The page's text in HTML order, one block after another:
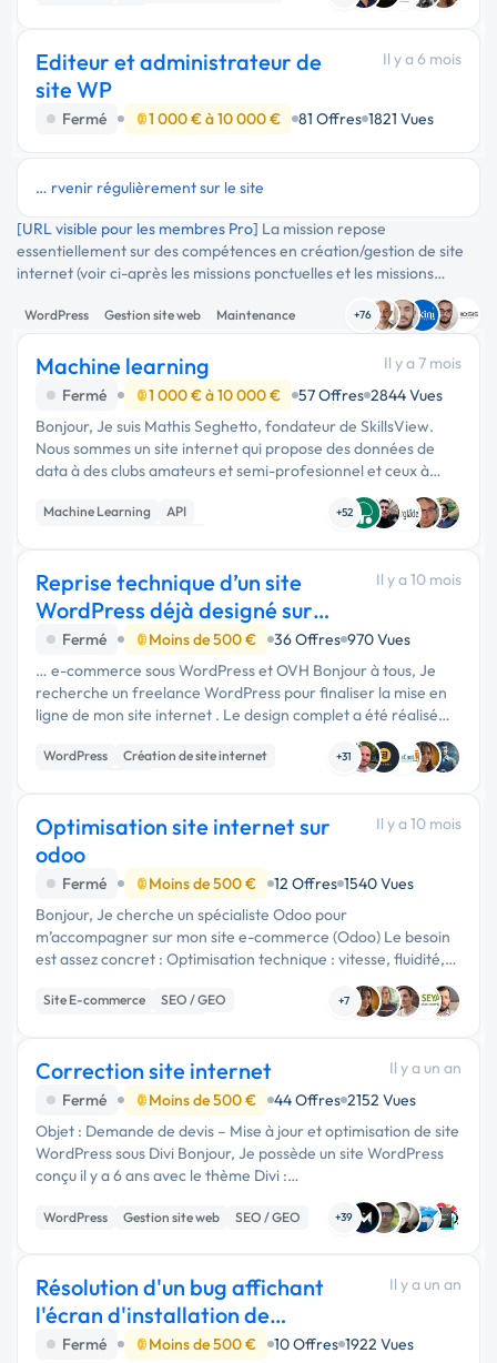
Editeur et administrateur de
site WP
Il y a 6 mois
Fermé 1 000 € à 10 000 € 81 Offres 1821 Vues
… rvenir régulièrement sur le site
[URL visible pour les membres Pro] La mission repose
essentiellement sur des compétences en création/gestion de site
internet (voir ci-après les missions ponctuelles et les missions
WordPress Gestion site web Maintenance +76
Machine learning
Il y a 7 mois
Fermé
1 000 € à 10 000 € 57 Offres 2844 Vues
Bonjour, Je suis Mathis Seghetto, fondateur de SkillsView.
Nous sommes un site internet qui propose des données de
data à des clubs amateurs et semi-profesionnel et ceux à
partir de l'IA. Je vous explique ma situation : Aujourd'hui …
Machine Learning
API
+52
Reprise technique d’un site
WordPress déjà designé sur
Canva
Il y a 10 mois
Fermé Moins de 500 € 36 Offres 970 Vues
… e-commerce sous WordPress et OVH Bonjour à tous, Je
recherche un freelance WordPress pour finaliser la mise en
ligne de mon site internet . Le design complet a été réalisé
par moi meme sur Canva (textes, visuels, SEO, structure et …
WordPress
Création de site internet
+31
Optimisation site internet sur
odoo
Il y a 10 mois
Fermé Moins de 500 € 12 Offres 1540 Vues
Bonjour, Je cherche un spécialiste Odoo pour
m’accompagner sur mon site e-commerce (Odoo) Le besoin
est assez concret : Optimisation technique : vitesse, fluidité,
structure des modules. Corrections : résolution de bugs
actuels (affichages, conf...
Site E-commerce
SEO / GEO
+7
Correction site internet
Il y a un an
Fermé
Moins de 500 € 44 Offres 2152 Vues
Objet : Demande de devis – Mise à jour et optimisation de site
WordPress sous Divi Bonjour, Je possède un site WordPress
conçu il y a 6 ans avec le thème Divi :
aujourd’hui un prestataire de confi...
WordPress Gestion site web SEO / GEO +39
Résolution d'un bug affichant
l'écran d'installation de
WordPress
Il y a un an
Fermé Moins de 500 € 10 Offres 1922 Vues